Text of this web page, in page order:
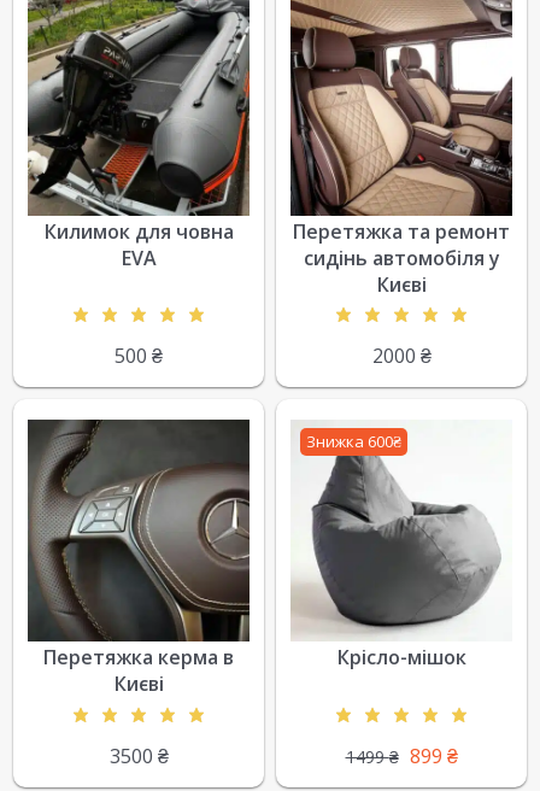
Килимок для човна
EVA
500 ₴
Перетяжка та ремонт
сидінь автомобіля у
Києві
2000 ₴
Перетяжка керма в
Києві
3500 ₴
Знижка 600₴
Крісло-мішок
1499₴ 899 ₴